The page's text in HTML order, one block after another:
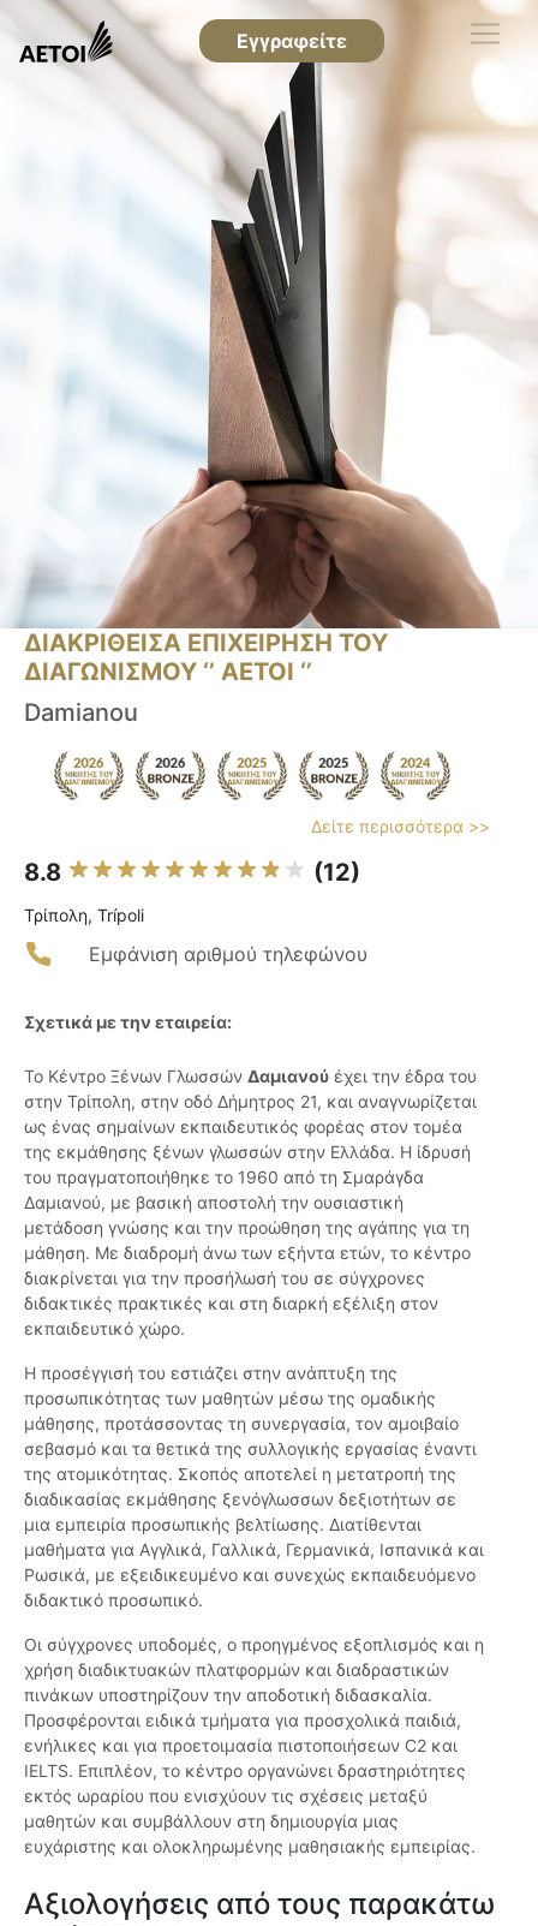
Εγγραφείτε
ΔΙΑΚΡΙΘΕΙΣΑ ΕΠΙΧΕΙΡΗΣΗ ΤΟΥ
ΔΙΑΓΩΝΙΣΜΟΥ ‘’ ΑΕΤΟΙ ‘’
Damianou
Δείτε περισσότερα >>
8.8 (12)
Τρίπολη, Trípoli
Εμφάνιση αριθμού τηλεφώνου
Σχετικά με την εταιρεία:
Το Κέντρο Ξένων Γλωσσών Δαμιανού έχει την έδρα του
στην Τρίπολη, στην οδό Δήμητρος 21, και αναγνωρίζεται
ως ένας σημαίνων εκπαιδευτικός φορέας στον τομέα
της εκμάθησης ξένων γλωσσών στην Ελλάδα. Η ίδρυσή
του πραγματοποιήθηκε το 1960 από τη Σμαράγδα
Δαμιανού, με βασική αποστολή την ουσιαστική
μετάδοση γνώσης και την προώθηση της αγάπης για τη
μάθηση. Με διαδρομή άνω των εξήντα ετών, το κέντρο
διακρίνεται για την προσήλωσή του σε σύγχρονες
διδακτικές πρακτικές και στη διαρκή εξέλιξη στον
εκπαιδευτικό χώρο.
Η προσέγγισή του εστιάζει στην ανάπτυξη της
προσωπικότητας των μαθητών μέσω της ομαδικής
μάθησης, προτάσσοντας τη συνεργασία, τον αμοιβαίο
σεβασμό και τα θετικά της συλλογικής εργασίας έναντι
της ατομικότητας. Σκοπός αποτελεί η μετατροπή της
διαδικασίας εκμάθησης ξενόγλωσσων δεξιοτήτων σε
μια εμπειρία προσωπικής βελτίωσης. Διατίθενται
μαθήματα για Αγγλικά, Γαλλικά, Γερμανικά, Ισπανικά και
Ρωσικά, με εξειδικευμένο και συνεχώς εκπαιδευόμενο
διδακτικό προσωπικό.
Οι σύγχρονες υποδομές, ο προηγμένος εξοπλισμός και η
χρήση διαδικτυακών πλατφορμών και διαδραστικών
πινάκων υποστηρίζουν την αποδοτική διδασκαλία.
Προσφέρονται ειδικά τμήματα για προσχολικά παιδιά,
ενήλικες και για προετοιμασία πιστοποιήσεων C2 και
IELTS. Επιπλέον, το κέντρο οργανώνει δραστηριότητες
εκτός ωραρίου που ενισχύουν τις σχέσεις μεταξύ
μαθητών και συμβάλλουν στη δημιουργία μιας
ευχάριστης και ολοκληρωμένης μαθησιακής εμπειρίας.
Αξιολογήσεις από τους παρακάτω